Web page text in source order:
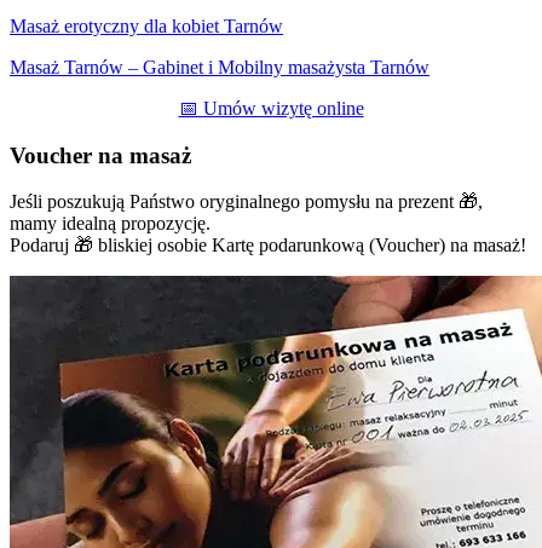
Masaż erotyczny dla kobiet Tarnów
Masaż Tarnów – Gabinet i Mobilny masażysta Tarnów
📅 Umów wizytę online
Voucher na masaż
Jeśli poszukują Państwo oryginalnego pomysłu na prezent 🎁,
mamy idealną propozycję.
Podaruj 🎁 bliskiej osobie Kartę podarunkową (Voucher) na masaż!